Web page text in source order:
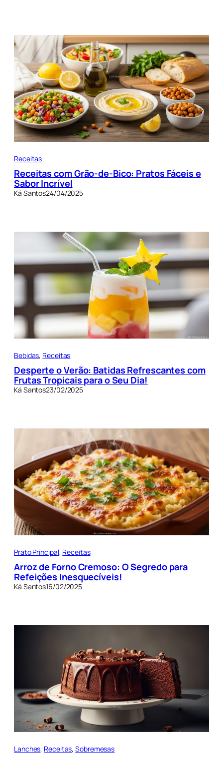
Receitas
Receitas com Grão-de-Bico: Pratos Fáceis e
Sabor Incrível
Ká Santos24/04/2025
Bebidas, Receitas
Desperte o Verão: Batidas Refrescantes com
Frutas Tropicais para o Seu Dia!
Ká Santos23/02/2025
Prato Principal, Receitas
Arroz de Forno Cremoso: O Segredo para
Refeições Inesquecíveis!
Ká Santos16/02/2025
Lanches, Receitas, Sobremesas